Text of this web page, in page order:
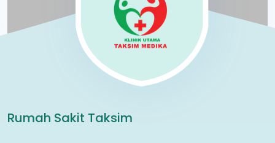
Rumah Sakit Taksim